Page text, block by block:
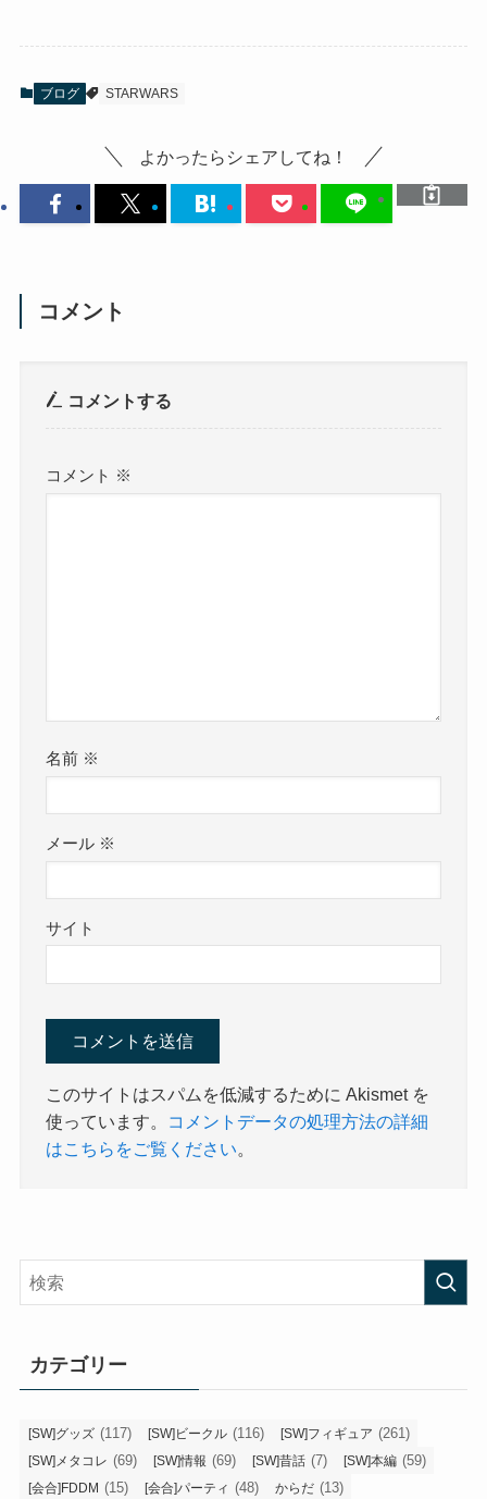
ブログ STARWARS
よかったらシェアしてね！
コメント
コメントする
コメント ※
名前 ※
メール ※
サイト
このサイトはスパムを低減するために Akismet を
使っています。
コメントデータの処理方法の詳細
はこちらをご覧ください。
カテゴリー
[SW]グッズ (117) [SW]ビークル (116) [SW]フィギュア (261)
[SW]メタコレ (69) [SW]情報 (69) [SW]昔話 (7) [SW]本編 (59)
[会合]FDDM (15) [会合]パーティ (48) からだ (13)